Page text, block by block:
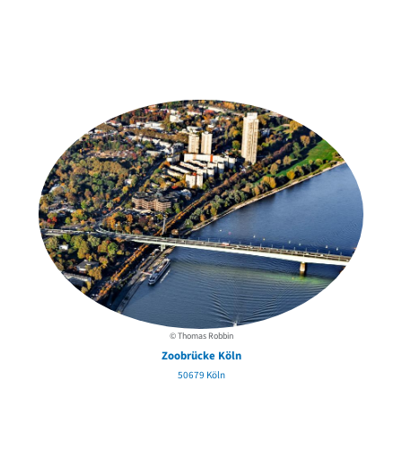
© Thomas Robbin
Zoobrücke Köln
50679 Köln